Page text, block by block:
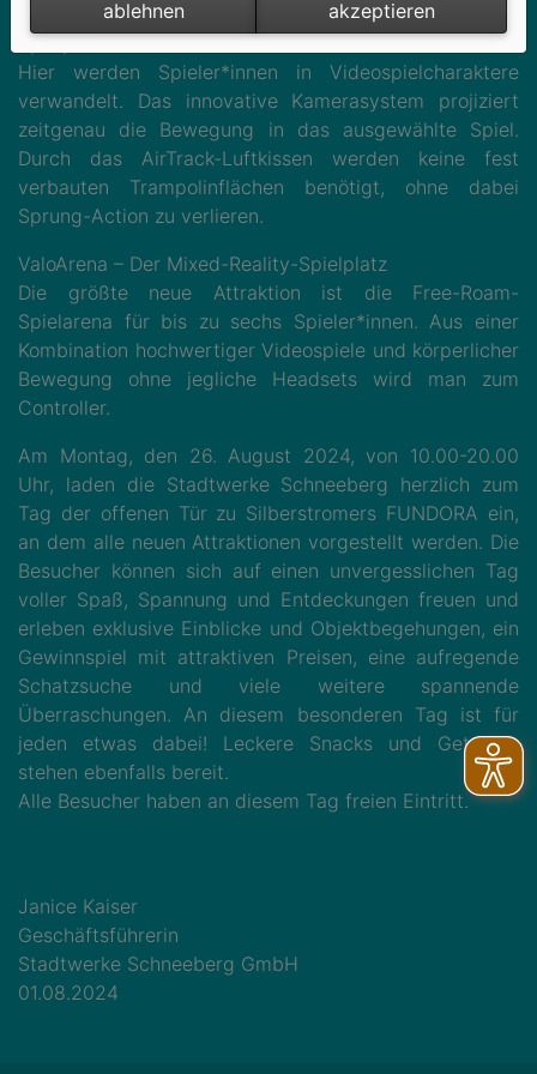
ValoJump – Die interaktive Mixed-Reality-Trampolin-
Spielplattform
Hier werden Spieler*innen in Videospielcharaktere
verwandelt. Das innovative Kamerasystem projiziert
zeitgenau die Bewegung in das ausgewählte Spiel.
Durch das AirTrack-Luftkissen werden keine fest
verbauten Trampolinflächen benötigt, ohne dabei
Sprung-Action zu verlieren.
ValoArena – Der Mixed-Reality-Spielplatz
Die größte neue Attraktion ist die Free-Roam-
Spielarena für bis zu sechs Spieler*innen. Aus einer
Kombination hochwertiger Videospiele und körperlicher
Bewegung ohne jegliche Headsets wird man zum
Controller.
Am Montag, den 26. August 2024, von 10.00-20.00
Uhr, laden die Stadtwerke Schneeberg herzlich zum
Tag der offenen Tür zu Silberstromers FUNDORA ein,
an dem alle neuen Attraktionen vorgestellt werden. Die
Besucher können sich auf einen unvergesslichen Tag
voller Spaß, Spannung und Entdeckungen freuen und
erleben exklusive Einblicke und Objektbegehungen, ein
Gewinnspiel mit attraktiven Preisen, eine aufregende
Schatzsuche und viele weitere spannende
Überraschungen. An diesem besonderen Tag ist für
jeden etwas dabei! Leckere Snacks und Getränke
stehen ebenfalls bereit.
Alle Besucher haben an diesem Tag freien Eintritt.
Janice Kaiser
Geschäftsführerin
Stadtwerke Schneeberg GmbH
01.08.2024
ablehnen
akzeptieren